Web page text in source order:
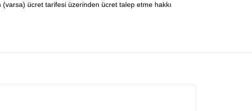
(varsa) ücret tarifesi üzerinden ücret talep etme hakkı